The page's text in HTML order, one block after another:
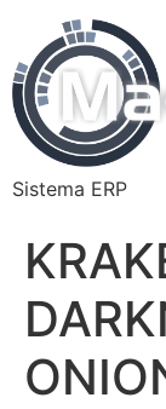
Sistema ERP